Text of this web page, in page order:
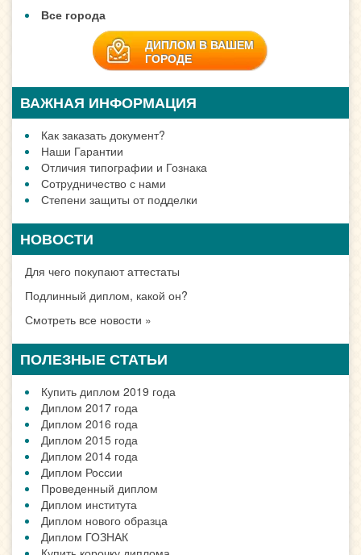
Все города
ДИПЛОМ В ВАШЕМ
ГОРОДЕ
ВАЖНАЯ ИНФОРМАЦИЯ
Как заказать документ?
Наши Гарантии
Отличия типографии и Гознака
Сотрудничество с нами
Степени защиты от подделки
НОВОСТИ
Для чего покупают аттестаты
Подлинный диплом, какой он?
Смотреть все новости »
ПОЛЕЗНЫЕ СТАТЬИ
Купить диплом 2019 года
Диплом 2017 года
Диплом 2016 года
Диплом 2015 года
Диплом 2014 года
Диплом России
Проведенный диплом
Диплом института
Диплом нового образца
Диплом ГОЗНАК